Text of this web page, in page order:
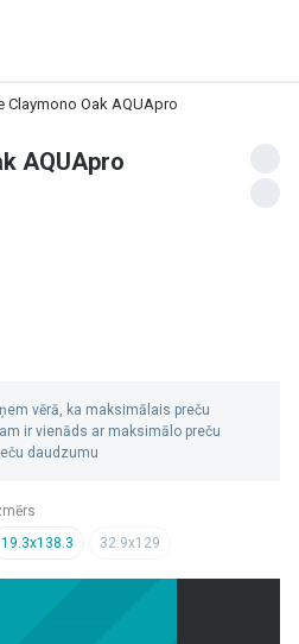
Claymono Oak AQUApro
AQUApro
vērā, ka maksimālais preču
ir vienāds ar maksimālo preču
daudzumu
19.3x138.3
32.9x129